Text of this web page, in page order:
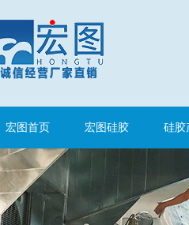
宏图首页 宏图硅胶 硅胶